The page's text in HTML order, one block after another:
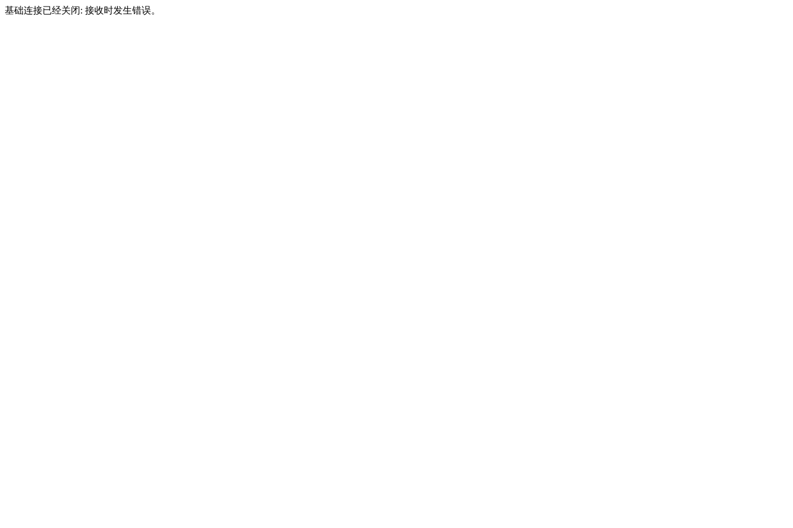
基础连接已经关闭: 接收时发生错误。